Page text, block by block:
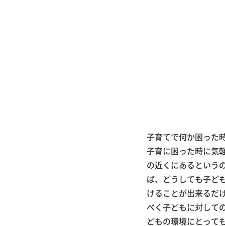
子育てで何か困った
子育に困った時に気
の近くにあるという
ば、どうしても子ど
けることが出来るだ
べく子どもに対して
どもの環境にとって